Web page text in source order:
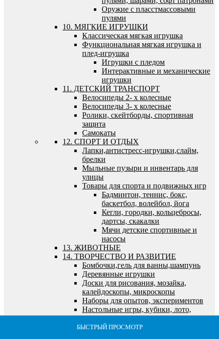
БЫСТРЫЙ ПРОСМОТР
БЫСТРЫЙ ПРОСМОТР
БЫСТРЫЙ ПРОСМОТР
БЫСТРЫЙ ПРОСМОТР
БЫСТРЫЙ ПРОСМОТР
Оружие с пласстмассовыми
пулями
10. МЯГКИЕ ИГРУШКИ
Классическая мягкая игрушка
Функциональная мягкая игрушка и
плед-игрушка
Игрушки с пледом
Интерактивные и механические
игрушки
11. ДЕТСКИЙ ТРАНСПОРТ
Велосипеды 2- х колесные
Велосипеды 3- х колесные
Ролики, скейтборды, спортивная
защита
Самокаты
12. СПОРТ И ОТДЫХ
Лапки,антистресс-игрушки,слайм,
брелки
Мыльные пузыри и инвентарь для
улицы
Товары для спорта и подвижных игр
Бадминтон, теннис, бокс,
баскетбол, волейбол, йога
Кегли, городки, кольцебросы,
дартсы, скакалки
Мячи детские спортивные и
насосы
13. ЖИВОТНЫЕ
14. ТВОРЧЕСТВО И РАЗВИТИЕ
Бомбочки,гель для ванны,шампунь
Деревянные игрушки
Доски для рисования, мозайка,
калейдоскопы, микроскопы
Наборы для опытов, экспериментов
Настольные игры, кубики, лото,
футбол
Игры детские, семейные,